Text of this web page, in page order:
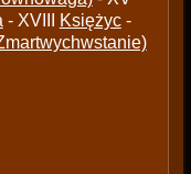
- XVIII Księżyc-